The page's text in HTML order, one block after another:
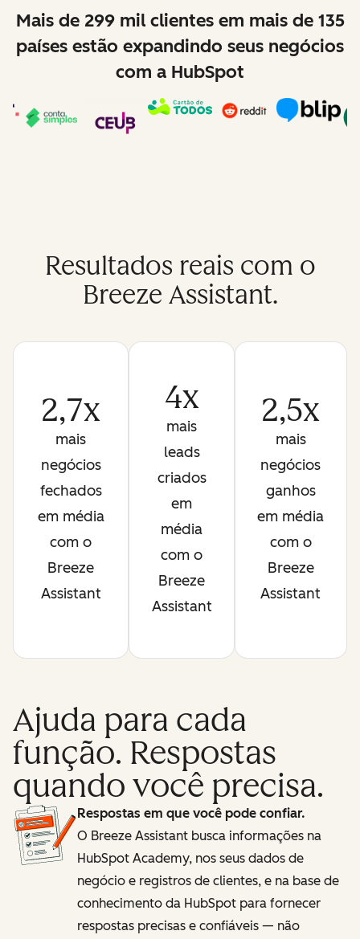
Mais de 299 mil clientes em mais de 135
países estão expandindo seus negócios
com a HubSpot
Resultados reais com o
Breeze Assistant.
2,7x
mais
negócios
fechados
em média
com o
Breeze
Assistant
4x
mais
leads
criados
em
média
com o
Breeze
Assistant
2,5x
mais
negócios
ganhos
em média
com o
Breeze
Assistant
Ajuda para cada
função. Respostas
quando você precisa.
Respostas em que você pode confiar.
O Breeze Assistant busca informações na
HubSpot Academy, nos seus dados de
negócio e registros de clientes, e na base de
conhecimento da HubSpot para fornecer
respostas precisas e confiáveis — não